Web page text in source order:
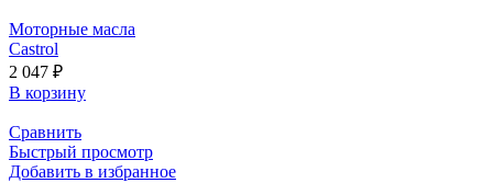
Моторные масла
Castrol
2 047 ₽
В корзину
Сравнить
Быстрый просмотр
Добавить в избранное